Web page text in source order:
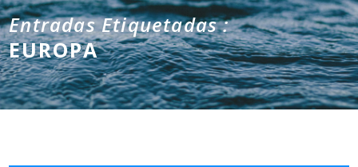
Entradas Etiquetadas :
EUROPA